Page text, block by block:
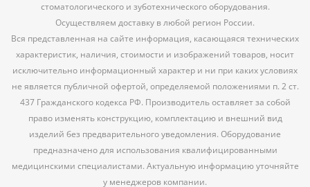
стоматологического и зуботехнического оборудования.
Осуществляем доставку в любой регион России.
Вся представленная на сайте информация, касающаяся технических
характеристик, наличия, стоимости и изображений товаров, носит
исключительно информационный характер и ни при каких условиях
не является публичной офертой, определяемой положениями п. 2 ст.
437 Гражданского кодекса РФ. Производитель оставляет за собой
право изменять конструкцию, комплектацию и внешний вид
изделий без предварительного уведомления. Оборудование
предназначено для использования квалифицированными
медицинскими специалистами. Актуальную информацию уточняйте
у менеджеров компании.